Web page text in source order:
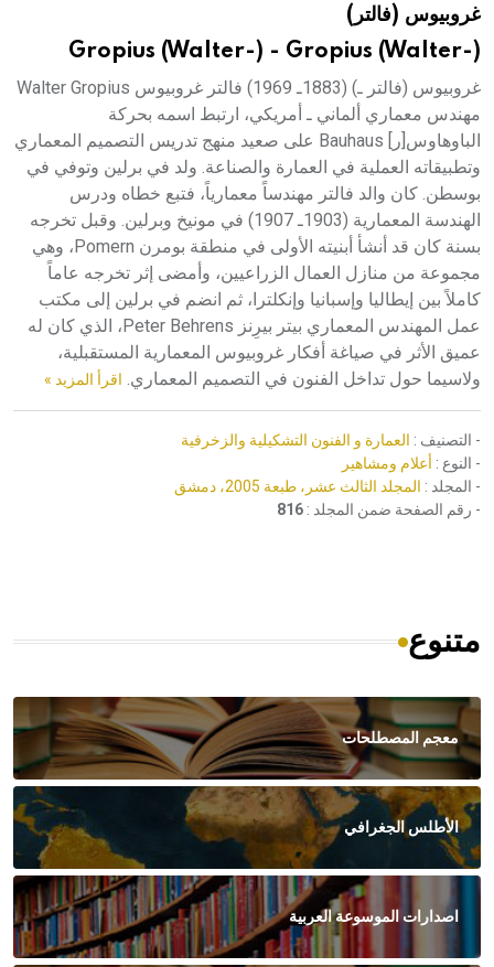
هيئة الموسوعة العربية تطلق موسوعات جديدة في عام 2026غروبيوس (فالتر)
Gropius (Walter-) - Gropius (Walter-)
غروبيوس (فالتر ـ) (1883ـ 1969) فالتر غروبيوس Walter Gropius
مهندس معماري ألماني ـ أمريكي، ارتبط اسمه بحركة
الباوهاوس[ر] Bauhaus على صعيد منهج تدريس التصميم المعماري
وتطبيقاته العملية في العمارة والصناعة. ولد في برلين وتوفي في
بوسطن. كان والد فالتر مهندساً معمارياً، فتبع خطاه ودرس
الهندسة المعمارية (1903ـ 1907) في مونيخ وبرلين. وقبل تخرجه
بسنة كان قد أنشأ أبنيته الأولى في منطقة بومرن Pomern، وهي
مجموعة من منازل العمال الزراعيين، وأمضى إثر تخرجه عاماً
كاملاً بين إيطاليا وإسبانيا وإنكلترا، ثم انضم في برلين إلى مكتب
عمل المهندس المعماري بيتر بيرِنز Peter Behrens، الذي كان له
عميق الأثر في صياغة أفكار غروبيوس المعمارية المستقبلية،
ولاسيما حول تداخل الفنون في التصميم المعماري. اقرأ المزيد »
- التصنيف : العمارة و الفنون التشكيلية والزخرفية
- النوع : أعلام ومشاهير
- المجلد : المجلد الثالث عشر، طبعة 2005، دمشق
- رقم الصفحة ضمن المجلد : 816
متنوع
معجم المصطلحات
الأطلس الجغرافي
اصدارات الموسوعة العربية